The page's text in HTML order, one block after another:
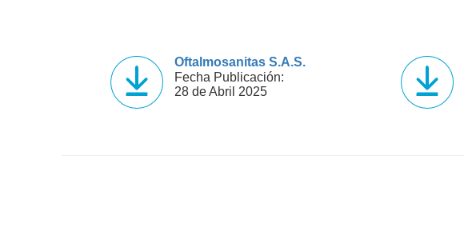
Oftalmosanitas S.A.S.
Fecha Publicación:
28 de Abril 2025